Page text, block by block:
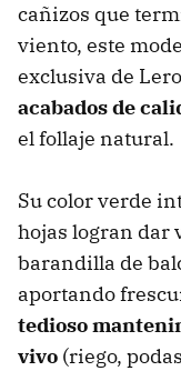
cañizos que
viento, este
exclusiva de
acabados de
el follaje natural.
Su color verde
hojas logran dar
barandilla de
aportando
tedioso
vivo (riego,